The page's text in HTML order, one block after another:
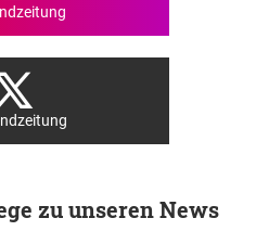
zu unseren News